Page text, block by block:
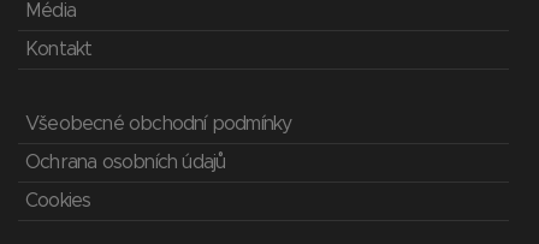
Média
Kontakt
Všeobecné obchodní podmínky
Ochrana osobních údajů
Cookies